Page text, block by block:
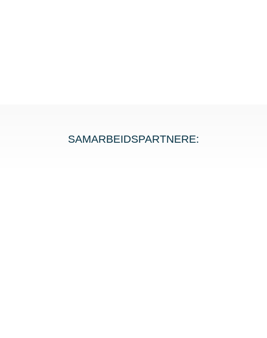
SAMARBEIDSPARTNERE: